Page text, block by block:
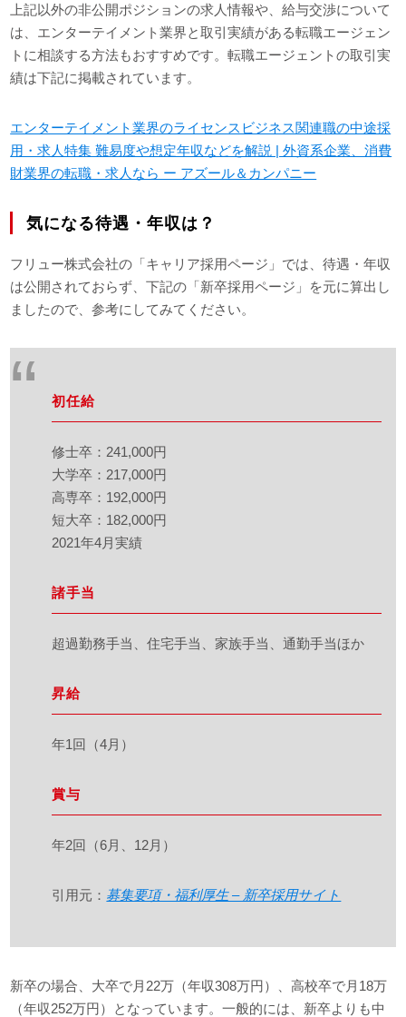
上記以外の非公開ポジションの求人情報や、給与交渉について
は、エンターテイメント業界と取引実績がある転職エージェン
トに相談する方法もおすすめです。転職エージェントの取引実
績は下記に掲載されています。
エンターテイメント業界のライセンスビジネス関連職の中途採
用・求人特集 難易度や想定年収などを解説 | 外資系企業、消費
財業界の転職・求人なら ー アズール＆カンパニー
気になる待遇・年収は？
フリュー株式会社の「キャリア採用ページ」では、待遇・年収
は公開されておらず、下記の「新卒採用ページ」を元に算出し
ましたので、参考にしてみてください。
初任給
修士卒：241,000円
大学卒：217,000円
高専卒：192,000円
短大卒：182,000円
2021年4月実績
諸手当
超過勤務手当、住宅手当、家族手当、通勤手当ほか
昇給
年1回（4月）
賞与
年2回（6月、12月）
引用元： 募集要項・福利厚生 – 新卒採用サイト
新卒の場合、大卒で月22万（年収308万円）、高校卒で月18万
（年収252万円）となっています。一般的には、新卒よりも中